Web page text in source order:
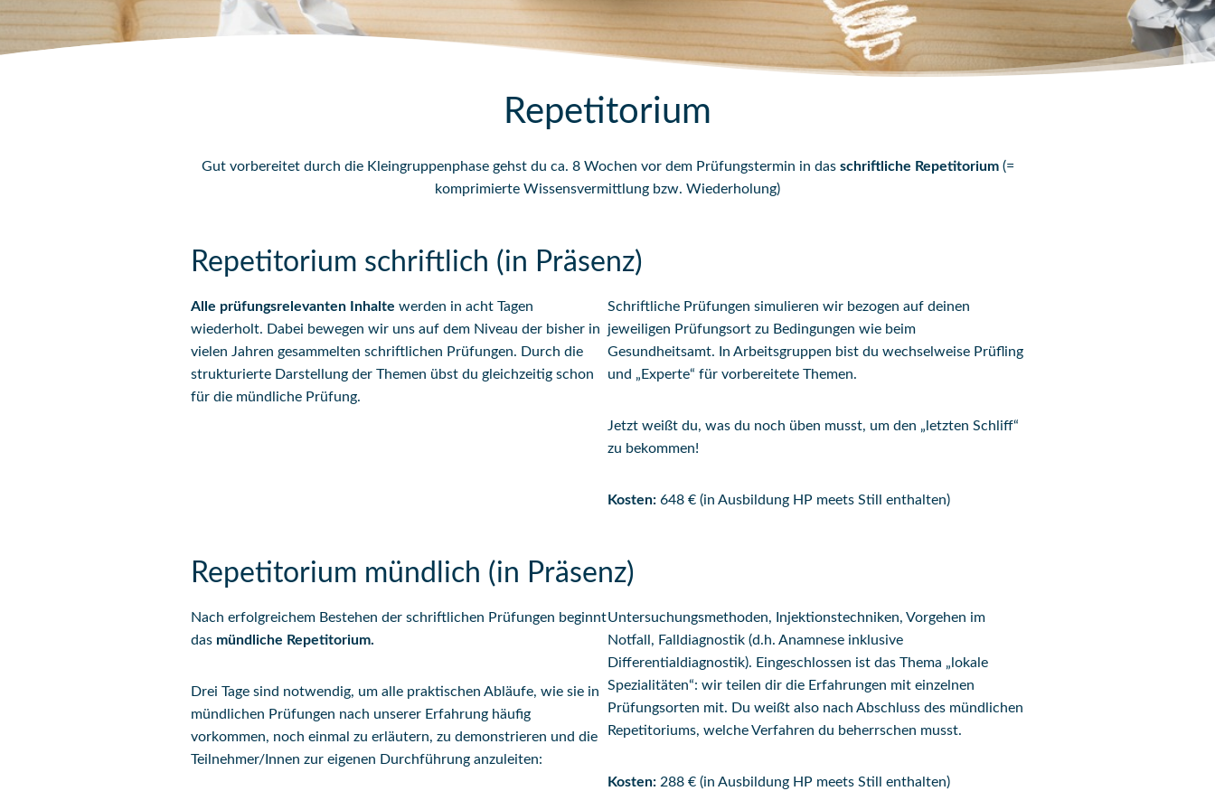
Repetitorium
Gut vorbereitet durch die Kleingruppenphase gehst du ca. 8 Wochen vor dem Prüfungstermin in das schriftliche Repetitorium(=
komprimierte Wissensvermittlung bzw. Wiederholung)
Repetitorium schriftlich (in Präsenz)
Alle prüfungsrelevanten Inhalte werden in acht Tagen
wiederholt. Dabei bewegen wir uns auf dem Niveau der bisher in
vielen Jahren gesammelten schriftlichen Prüfungen. Durch die
strukturierte Darstellung der Themen übst du gleichzeitig schon
für die mündliche Prüfung.
Schriftliche Prüfungen simulieren wir bezogen auf deinen
jeweiligen Prüfungsort zu Bedingungen wie beim
Gesundheitsamt. In Arbeitsgruppen bist du wechselweise Prüfling
und „Experte“ für vorbereitete Themen.
Jetzt weißt du, was du noch üben musst, um den „letzten Schliff“
zu bekommen!
Kosten: 648 € (in Ausbildung HP meets Still enthalten)
Repetitorium mündlich (in Präsenz)
Nach erfolgreichem Bestehen der schriftlichen Prüfungen beginnt
das mündliche Repetitorium.
Drei Tage sind notwendig, um alle praktischen Abläufe, wie sie in
mündlichen Prüfungen nach unserer Erfahrung häufig
vorkommen, noch einmal zu erläutern, zu demonstrieren und die
Teilnehmer/Innen zur eigenen Durchführung anzuleiten:
Untersuchungsmethoden, Injektionstechniken, Vorgehen im
Notfall, Falldiagnostik (d.h. Anamnese inklusive
Differentialdiagnostik). Eingeschlossen ist das Thema „lokale
Spezialitäten“: wir teilen dir die Erfahrungen mit einzelnen
Prüfungsorten mit. Du weißt also nach Abschluss des mündlichen
Repetitoriums, welche Verfahren du beherrschen musst.
Kosten: 288 € (in Ausbildung HP meets Still enthalten)